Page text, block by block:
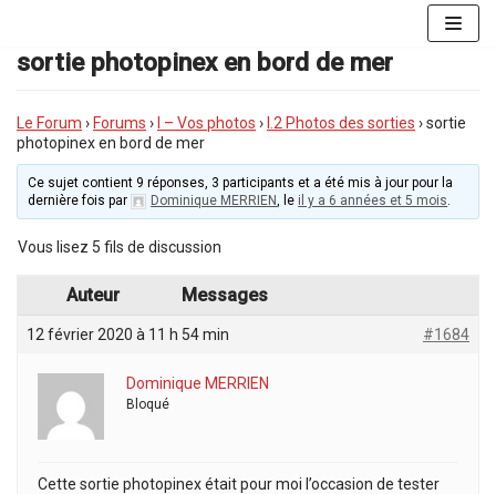
contenu
sortie photopinex en bord de mer
Le Forum › Forums › I – Vos photos › I.2 Photos des sorties ›sortie
photopinex en bord de mer
Ce sujet contient 9 réponses, 3 participants et a été mis à jour pour la
dernière fois par
Dominique MERRIEN, le il y a 6 années et 5 mois.
Vous lisez 5 fils de discussion
Auteur Messages
12 février 2020 à 11 h 54 min #1684
Dominique MERRIEN
Bloqué
Cette sortie photopinex était pour moi l’occasion de tester